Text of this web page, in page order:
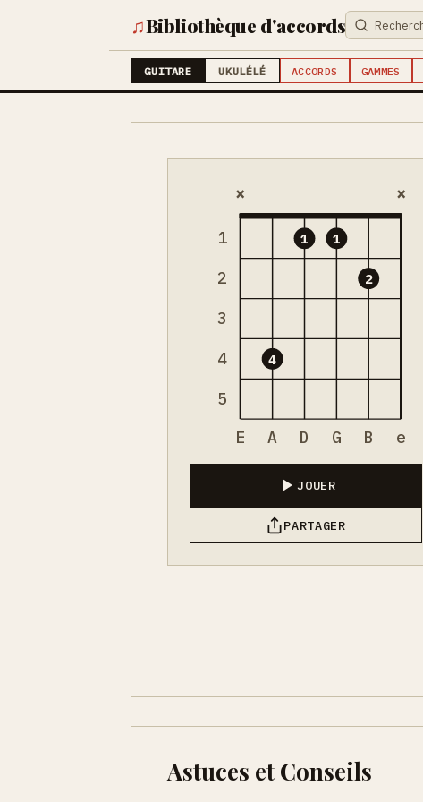
♫Bibliothèque d'accords
GUITARE UKULÉLÉ ACCORDS GAMMES
1
2
3
4
5
× ×
4
1 1
2
E A D G B e
JOUER
PARTAGER
Astuces et Conseils